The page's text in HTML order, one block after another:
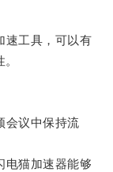
工具，可以有
议中保持流
猫加速器能够